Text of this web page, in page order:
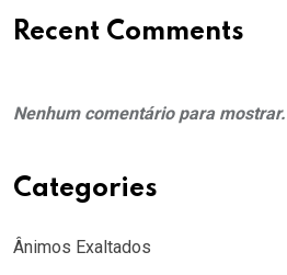
Recent Comments
Nenhum comentário para mostrar.
Categories
Ânimos Exaltados